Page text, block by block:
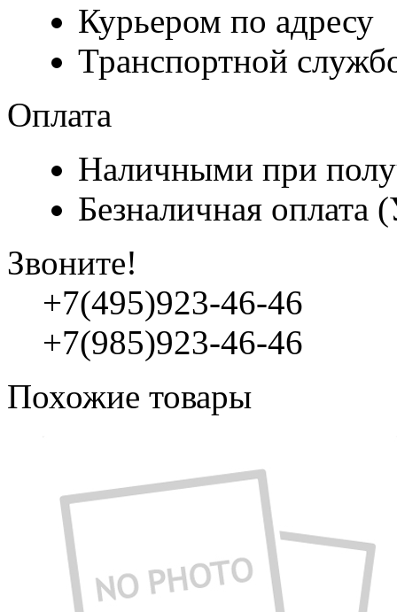
Курьером по адресу
Транспортной
Оплата
Наличными при
Безналичная
Звоните!
+7(495)923-46-46
+7(985)923-46-46
Похожие товары